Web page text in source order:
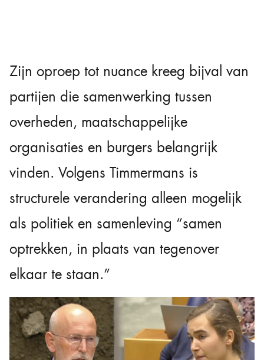
Zijn oproep tot nuance kreeg bijval van
partijen die samenwerking tussen
overheden, maatschappelijke
organisaties en burgers belangrijk
vinden. Volgens Timmermans is
structurele verandering alleen mogelijk
als politiek en samenleving “samen
optrekken, in plaats van tegenover
elkaar te staan.”